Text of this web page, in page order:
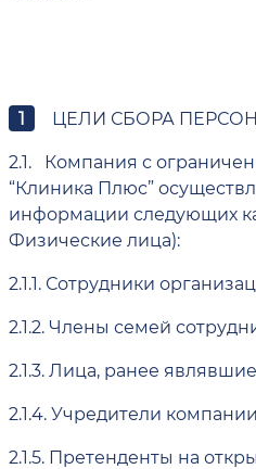
ЦЕЛИ СБОРА
2.1.
Компания с
“Клиника Плюс”
информации следующих
Физические лица):
2.1.1. Сотрудники
2.1.2. Члены семей
2.1.3. Лица, ранее
2.1.4.Учредители
2.1.5. Претенденты на